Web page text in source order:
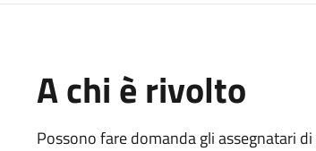
A chi è rivolto
Possono fare domanda gli assegnatari